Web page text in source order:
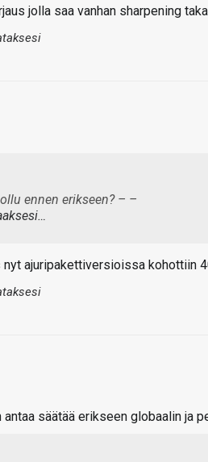
jolla saa vanhan sharpening
ollu ennen erikseen? – –
nyt ajuripakettiversioissa kohottiin
antaa säätää erikseen globaalin ja